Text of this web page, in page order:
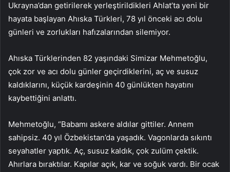
Ukrayna’dan getirilerek yerleştirildikleri Ahlat’ta yeni bir
hayata başlayan Ahıska Türkleri, 78 yıl önceki acı dolu
günleri ve zorlukları hafızalarından silemiyor.
Ahıska Türklerinden 82 yaşındaki Simizar Mehmetoğlu,
çok zor ve acı dolu günler geçirdiklerini, aç ve susuz
kaldıklarını, küçük kardeşinin 40 günlükten hayatını
kaybettiğini anlattı.
Mehmetoğlu, “Babamı askere aldılar gittiler. Annem
sahipsiz. 40 yıl Özbekistan’da yaşadık. Vagonlarda sıkıntı
seyahatler yaptık. Aç, susuz kaldık, çok zulüm çektik.
Ahırlara bıraktılar. Kapılar açık, kar ve soğuk vardı. Bir ocak